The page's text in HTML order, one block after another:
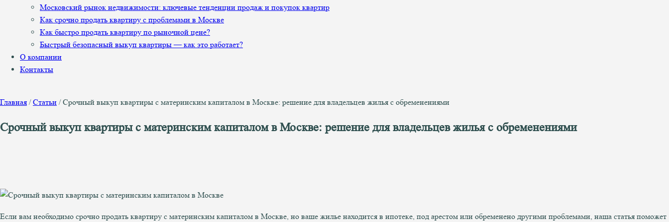
Московский рынок недвижимости: ключевые тенденции продаж и покупок квартир
Как срочно продать квартиру с проблемами в Москве
Как быстро продать квартиру по рыночной цене?
Быстрый безопасный выкуп квартиры — как это работает?
О компании
Контакты
Главная /Статьи /Срочный выкуп квартиры с материнским капиталом в Москве: решение для владельцев жилья с обременениями
Срочный выкуп квартиры с материнским капиталом в Москве: решение для владельцев жилья с обременениями
Если вам необходимо срочно продать квартиру с материнским капиталом в Москве, но ваше жилье находится в ипотеке, под арестом или обременено другими проблемами, наша статья поможет